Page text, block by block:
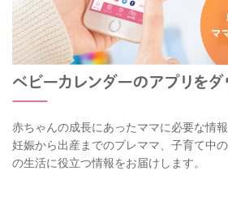
赤ちゃんの成長にあったママに必要な情報
妊娠から出産までのプレママ、子育て中
の生活に役立つ情報をお届けします。